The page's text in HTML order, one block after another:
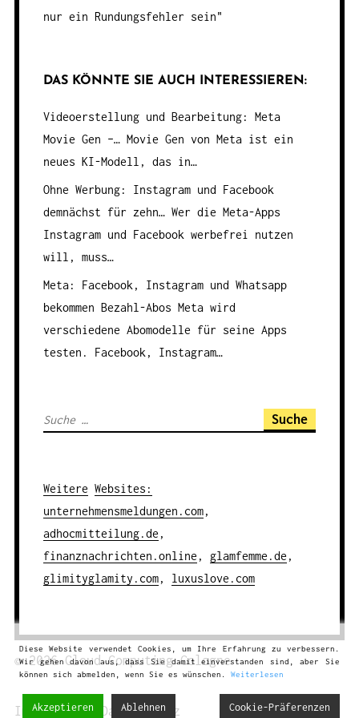
nur ein Rundungsfehler sein"
DAS KÖNNTE SIE AUCH INTERESSIEREN:
Videoerstellung und Bearbeitung: Meta
Movie Gen –…Movie Gen von Meta ist ein
neues KI-Modell, das in…
Ohne Werbung: Instagram und Facebook
demnächst für zehn…Wer die Meta-Apps
Instagram und Facebook werbefrei nutzen
will, muss…
Meta: Facebook, Instagram und Whatsapp
bekommen Bezahl-Abos Meta wird
verschiedene Abomodelle für seine Apps
testen. Facebook, Instagram…
S
h
e
n
a
c
Weitere Websites :
unternehmensmeldungen.com,
adhocmitteilung.de ,
finanznachrichten.online , glamfemme.de ,
glimityglamity.com, luxuslove.com
© 2026Cloud ComputingCologne
Impressum| Datenschutz
Diese Website verwendet Cookies, um Ihre Erfahrung zu verbessern.
Wir gehen davon aus, dass Sie damit einverstanden sind, aber Sie
können sich abmelden, wenn Sie es wünschen. Weiterlesen
Akzeptieren Ablehnen Cookie-Präferenzen